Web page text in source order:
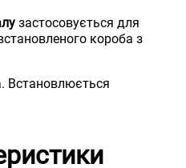
застосовується для
короба з
Встановлюється